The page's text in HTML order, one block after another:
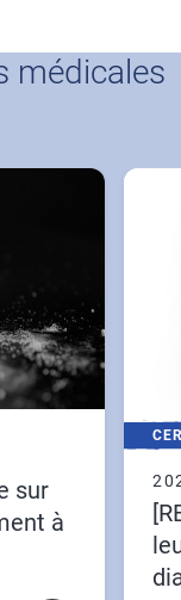
médicales
sur
à